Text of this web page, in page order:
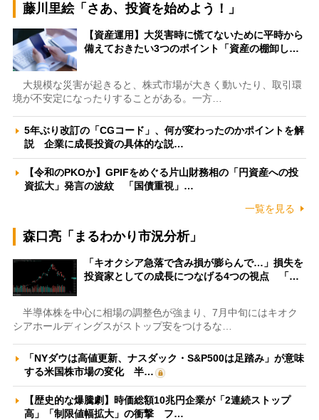
藤川里絵「さあ、投資を始めよう！」
【資産運用】大災害時に慌てないために平時から
備えておきたい3つのポイント「資産の棚卸し…
大規模な災害が起きると、株式市場が大きく動いたり、取引環
境が不安定になったりすることがある。一方…
5年ぶり改訂の「CGコード」、何が変わったのかポイントを解
説 企業に成長投資の具体的な説…
【令和のPKOか】GPIFをめぐる片山財務相の「円資産への投
資拡大」発言の波紋 「国債重視」…
一覧を見る
森口亮「まるわかり市況分析」
「キオクシア急落で含み損が膨らんで…」損失を
投資家としての成長につなげる4つの視点 「…
半導体株を中心に相場の調整色が強まり、7月中旬にはキオク
シアホールディングスがストップ安をつけるな…
「NYダウは高値更新、ナスダック・S&P500は足踏み」が意味
する米国株市場の変化 半…
【歴史的な爆騰劇】時価総額10兆円企業が「2連続ストップ
高」「制限値幅拡大」の衝撃 フ…